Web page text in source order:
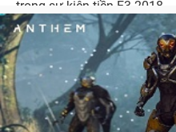
trong sự kiện tiền E3 2018.